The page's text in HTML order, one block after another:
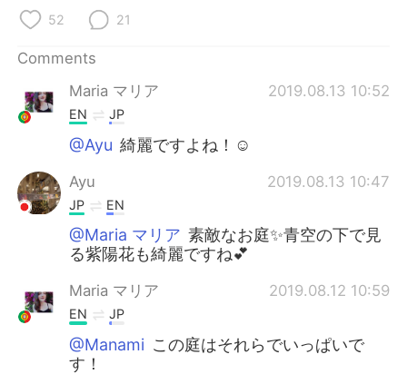
52 21
Comments
Maria マリア
2019.08.13 10:52
EN JP
@Ayu 綺麗ですよね！☺️
Ayu 2019.08.13 10:47
JP EN
@Maria マリア 素敵なお庭✨青空の下で見
る紫陽花も綺麗ですね💕
Maria マリア 2019.08.12 10:59
EN JP
@Manami この庭はそれらでいっぱいで
す！